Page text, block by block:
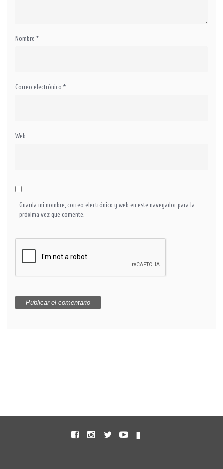
Nombre *
Correo electrónico *
Web
Guarda mi nombre, correo electrónico y web en este navegador para la
próxima vez que comente.
FacebookInstagram
TwitterYoutubeUntappd